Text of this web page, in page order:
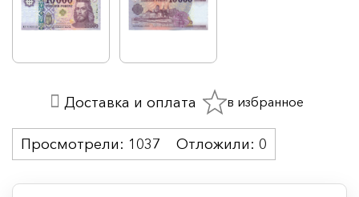
Просмотрели: 1037 Отложили: 0
Доставка и оплата в избранное